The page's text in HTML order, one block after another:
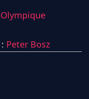
Olympique
Peter Bosz